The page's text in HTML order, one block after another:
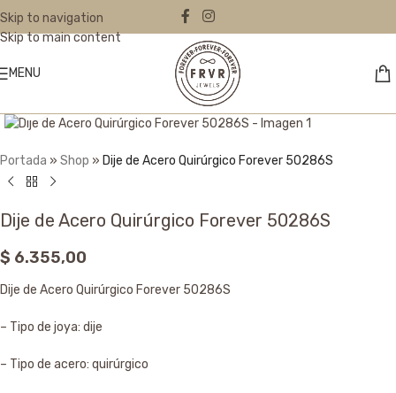
Skip to navigation
Skip to main content
MENU
Portada » Shop » Dije de Acero Quirúrgico Forever 50286S
Dije de Acero Quirúrgico Forever 50286S
$ 6.355,00
Dije de Acero Quirúrgico Forever 50286S
– Tipo de joya: dije
– Tipo de acero: quirúrgico